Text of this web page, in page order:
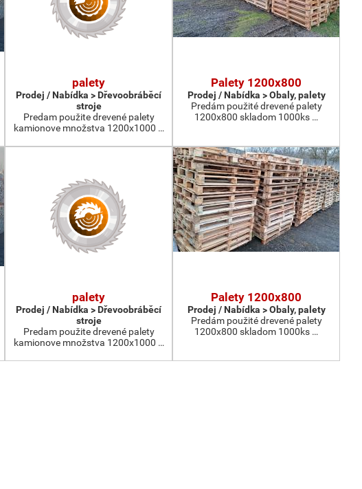
palety
Prodej / Nabídka > Dřevoobráběcí
stroje
Predam použite drevené palety
kamionove množstva 1200x1000 …
Palety 1200x800
Prodej / Nabídka > Obaly, palety
Predám použité drevené palety
1200x800 skladom 1000ks …
palety
Prodej / Nabídka > Dřevoobráběcí
stroje
Predam použite drevené palety
kamionove množstva 1200x1000 …
Palety 1200x800
Prodej / Nabídka > Obaly, palety
Predám použité drevené palety
1200x800 skladom 1000ks …